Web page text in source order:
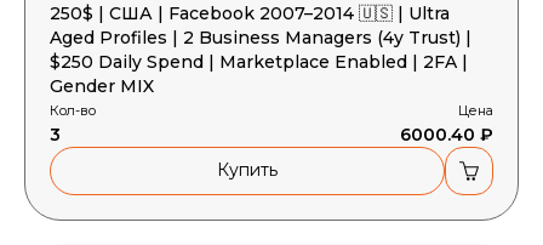
250$ | США | Facebook 2007–2014 🇺🇸 | Ultra
Aged Profiles | 2 Business Managers (4y Trust) |
$250 Daily Spend | Marketplace Enabled | 2FA |
Gender MIX
Кол-во
3
Цена
6000.40 ₽
Купить